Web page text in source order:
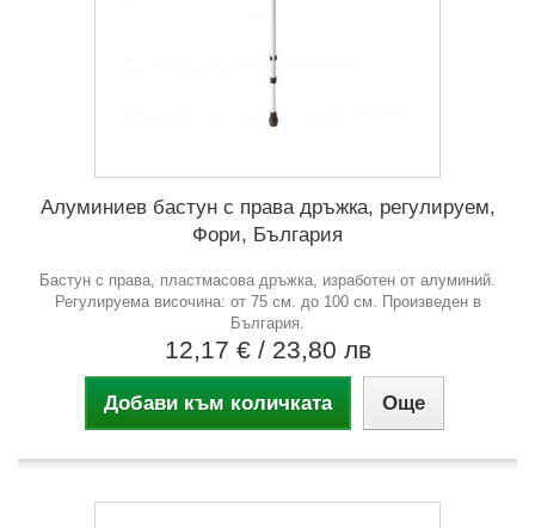
Алуминиев бастун с права дръжка, регулируем,
Фори, България
Бастун с права, пластмасова дръжка, изработен от алуминий.
Регулируема височина: от 75 см. до 100 см. Произведен в
България.
12,17 € / 23,80 лв
Добави към количката Още